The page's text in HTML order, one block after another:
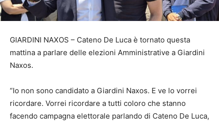
GIARDINI NAXOS – Cateno De Luca è tornato questa
mattina a parlare delle elezioni Amministrative a Giardini
Naxos.
“Io non sono candidato a Giardini Naxos. E ve lo vorrei
ricordare. Vorrei ricordare a tutti coloro che stanno
facendo campagna elettorale parlando di Cateno De Luca,